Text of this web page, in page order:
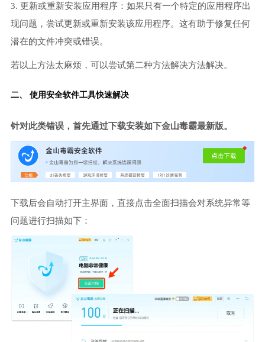
3. 更新或重新安装应用程序：如果只有一个特定的应用程序出
现问题，尝试更新或重新安装该应用程序。这有助于修复任何
潜在的文件冲突或错误。
若以上方法太麻烦，可以尝试第二种方法解决方法解决。
二、 使用安全软件工具快速解决
针对此类错误，首先通过下载安装如下金山毒霸最新版。
下载后会自动打开主界面，直接点击全面扫描会对系统异常等
问题进行扫描如下：